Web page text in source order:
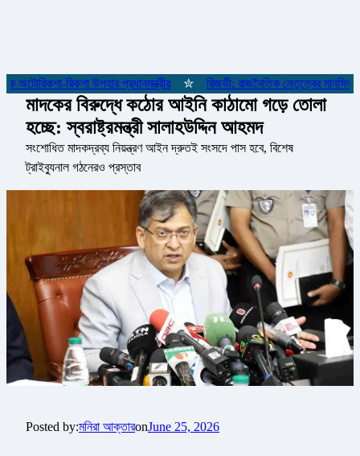
রিকশা উপহার প্রধানমন্ত্রীর ✮ রিজভী: রাজনৈতিক নেতৃত্বের মানসিকতা
মাদকের বিরুদ্ধে কঠোর আইনি কাঠামো গড়ে তোলা
হচ্ছে: স্বরাষ্ট্রমন্ত্রী সালাহউদ্দিন আহমদ
সংশোধিত মাদকদ্রব্য নিয়ন্ত্রণ আইন দ্রুতই সংসদে পাস হবে, বিশেষ
ট্রাইব্যুনাল গঠনেরও প্রস্তাব
Posted by:মনিরা আক্তারonJune 25, 2026